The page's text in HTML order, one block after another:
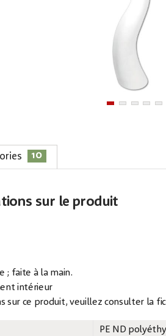
10
sur le produit
; faite à la main.
intérieur
sur ce produit, veuillez consulter la
PE ND